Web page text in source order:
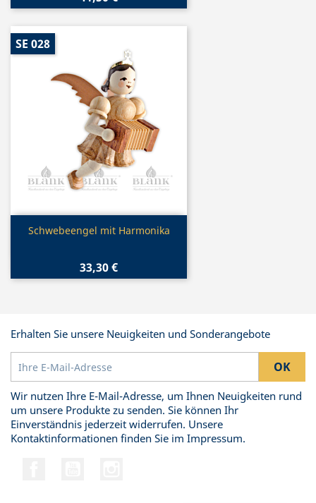
Vorschau
Schwebeengel mit Harmonika
33,30 €
SE 028
Erhalten Sie unsere Neuigkeiten und Sonderangebote
Wir nutzen Ihre E-Mail-Adresse, um Ihnen Neuigkeiten rund
um unsere Produkte zu senden. Sie können Ihr
Einverständnis jederzeit widerrufen. Unsere
Kontaktinformationen finden Sie im Impressum.